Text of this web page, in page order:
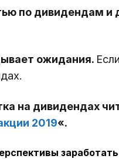
по дивидендам и
ожидания.
на дивидендах
2019«.